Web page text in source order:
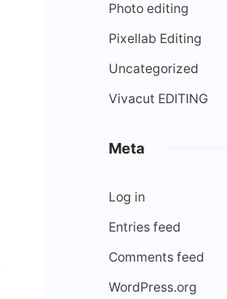
Photo editing
Pixellab Editing
Uncategorized
Vivacut EDITING
Meta
Log in
Entries feed
Comments feed
WordPress.org